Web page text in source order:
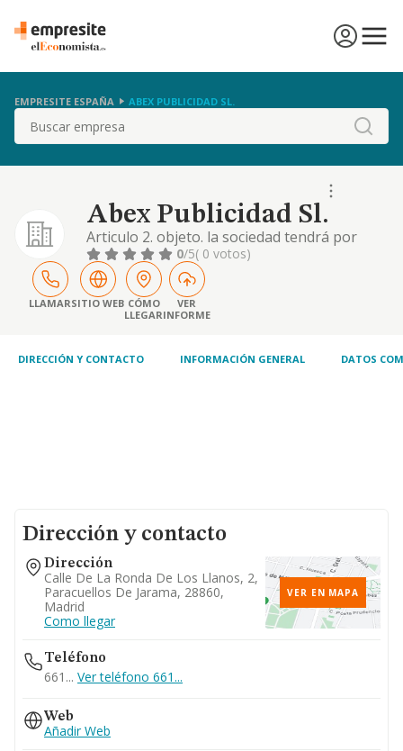
EMPRESITE ESPAÑA ABEX PUBLICIDAD SL.
Buscar
Abex Publicidad Sl.
Articulo 2. objeto. la sociedad tendrá por
objeto las siguientes actividades: 1.
construcción, instalaciones y mantenimiento.
2. comercio al por mayor y al por menor.
distribución comercial. importación y
exportación. 3. actividades inmobiliarias. 4.
ámbi
0/5( 0 votos)
LLAMARSITIO WEB CÓMO
LLEGAR
VER
INFORME
DIRECCIÓN Y CONTACTO INFORMACIÓN GENERAL DATOS
Dirección y contacto
Dirección
Calle De La Ronda De Los Llanos, 2,
Paracuellos De Jarama, 28860,
Madrid
Como llegar
VER EN MAPA
Teléfono
661... Ver teléfono 661...
Web
Añadir Web